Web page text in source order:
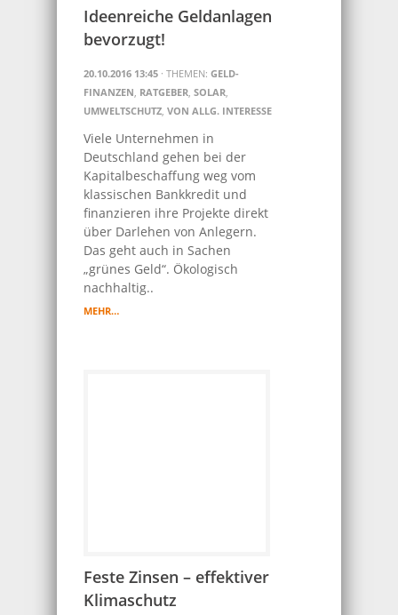
Ideenreiche Geldanlagen
bevorzugt!
20.10.2016 13:45 · THEMEN: GELD-
FINANZEN, RATGEBER, SOLAR,
UMWELTSCHUTZ, VON ALLG. INTERESSE
Viele Unternehmen in
Deutschland gehen bei der
Kapitalbeschaffung weg vom
klassischen Bankkredit und
finanzieren ihre Projekte direkt
über Darlehen von Anlegern.
Das geht auch in Sachen
„grünes Geld“. Ökologisch
nachhaltig..
MEHR…
Feste Zinsen – effektiver
Klimaschutz